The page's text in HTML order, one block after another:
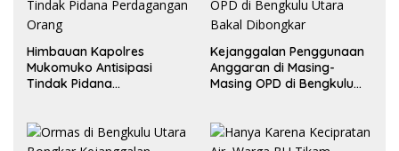
Himbauan Kapolres
Mukomuko Antisipasi
Tindak Pidana
Kejanggalan Penggunaan
Anggaran di Masing-
Masing OPD di Bengkulu